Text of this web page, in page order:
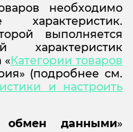
необходимо
характеристик.
выполняется
характеристик
«Категории товаров
(подробнее см.
и настроить
обмен данными»